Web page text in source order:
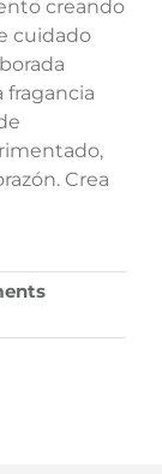
creando
cuidado
fragancia
Crea